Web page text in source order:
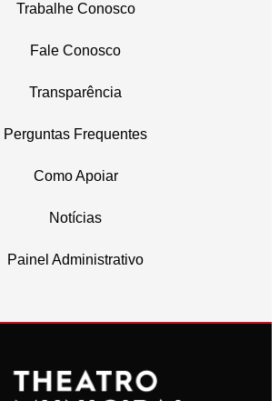
Trabalhe Conosco
Fale Conosco
Transparência
Perguntas Frequentes
Como Apoiar
Notícias
Painel Administrativo